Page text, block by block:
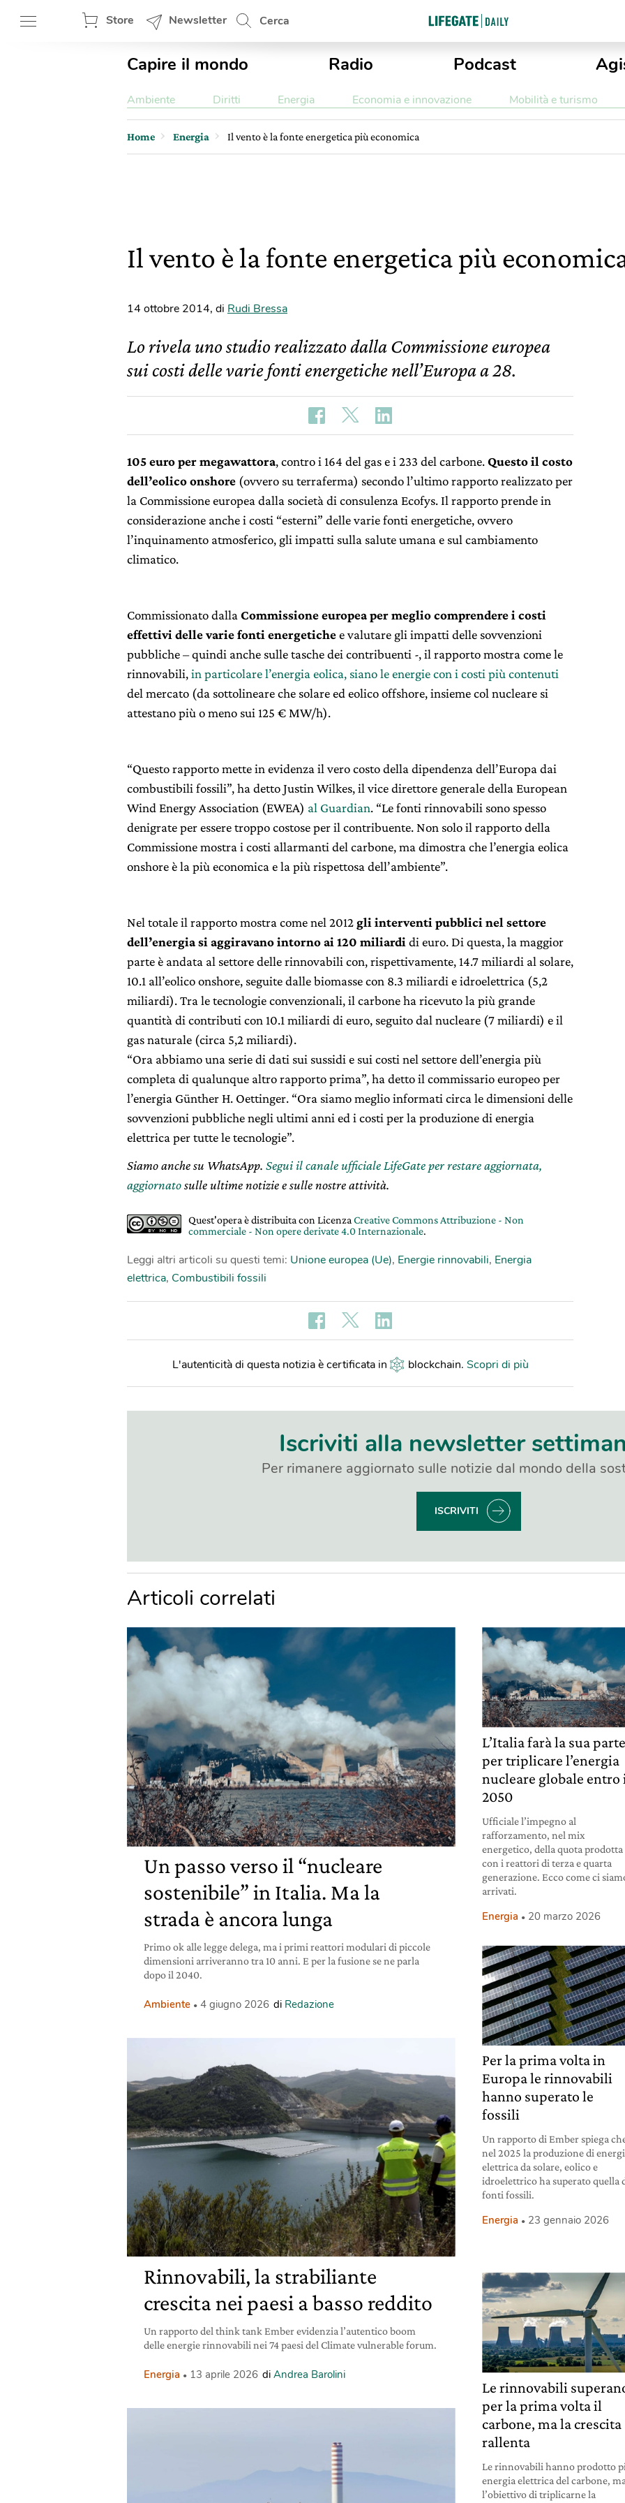
Store Newsletter Cerca
Capire il mondo Radio Podcast
Ambiente Diritti Energia Economia e innovazione Mobilità e turismo
Home Energia Il vento è la fonte energetica più economica
Il vento è la fonte energetica più
14 ottobre 2014, di Rudi Bressa
Lo rivela uno studio realizzato dalla Commissione europea
sui costi delle varie fonti energetiche nell’Europa a 28.
105 euro per megawattora, contro i 164 del gas e i 233 del carbone.Questo il costo
dell’eolico onshore (ovvero su terraferma) secondo l’ultimo rapporto realizzato per
la Commissione europea dalla società di consulenza Ecofys. Il rapporto prende in
considerazione anche i costi “esterni” delle varie fonti energetiche, ovvero
l’inquinamento atmosferico, gli impatti sulla salute umana e sul cambiamento
climatico.
Commissionato dalla Commissione europea per meglio comprendere i costi
effettivi delle varie fonti energetichee valutare gli impatti delle sovvenzioni
pubbliche – quindi anche sulle tasche dei contribuenti -, il rapporto mostra come le
rinnovabili,in particolare l’energia eolica, siano le energie con i costi più contenuti
del mercato (da sottolineare che solare ed eolico offshore, insieme col nucleare si
attestano più o meno sui 125 € MW/h).
“Questo rapporto mette in evidenza il vero costo della dipendenza dell’Europa dai
combustibili fossili”, ha detto Justin Wilkes, il vice direttore generale della European
Wind Energy Association (EWEA) al Guardian. “Le fonti rinnovabili sono spesso
denigrate per essere troppo costose per il contribuente. Non solo il rapporto della
Commissione mostra i costi allarmanti del carbone, ma dimostra che l’energia eolica
onshore è la più economica e la più rispettosa dell’ambiente”.
Nel totale il rapporto mostra come nel 2012gli interventi pubblici nel settore
dell’energia si aggiravano intorno ai 120 miliardi di euro. Di questa, la maggior
parte è andata al settore delle rinnovabili con, rispettivamente, 14.7 miliardi al solare,
10.1 all’eolico onshore, seguite dalle biomasse con 8.3 miliardi e idroelettrica (5,2
miliardi). Tra le tecnologie convenzionali, il carbone ha ricevuto la più grande
quantità di contributi con 10.1 miliardi di euro, seguito dal nucleare (7 miliardi) e il
gas naturale (circa 5,2 miliardi).
“Ora abbiamo una serie di dati sui sussidi e sui costi nel settore dell’energia più
completa di qualunque altro rapporto prima”, ha detto il commissario europeo per
l’energia Günther H. Oettinger. “Ora siamo meglio informati circa le dimensioni delle
sovvenzioni pubbliche negli ultimi anni ed i costi per la produzione di energia
elettrica per tutte le tecnologie”.
Siamo anche su WhatsApp. Segui il canale ufficiale LifeGate per restare aggiornata,
aggiornatosulle ultime notizie e sulle nostre attività.
Quest'opera è distribuita con Licenza Creative Commons Attribuzione - Non
commerciale - Non opere derivate 4.0 Internazionale.
Leggi altri articoli su questi temi: Unione europea (Ue), Energie rinnovabili, Energia
elettrica, Combustibili fossili
L'autenticità di questa notizia è certificata in blockchain. Scopri di più
Iscriviti alla newsletter
Per rimanere aggiornato sulle notizie dal mondo della
ISCRIVITI
Articoli correlati
Un passo verso il “nucleare
sostenibile” in Italia. Ma la
strada è ancora lunga
Primo ok alle legge delega, ma i primi reattori modulari di piccole
dimensioni arriveranno tra 10 anni. E per la fusione se ne parla
dopo il 2040.
Ambiente 4 giugno 2026 di Redazione
Rinnovabili, la strabiliante
crescita nei paesi a basso reddito
Un rapporto del think tank Ember evidenzia l’autentico boom
delle energie rinnovabili nei 74 paesi del Climate vulnerable forum.
Energia 13 aprile 2026 di Andrea Barolini
L’Italia farà la sua parte
per triplicare l’energia
nucleare globale entro
2050
Ufficiale l’impegno al
rafforzamento, nel mix
energetico, della quota prodotta
con i reattori di terza e quarta
generazione. Ecco come ci
arrivati.
Energia 20 marzo 2026
Per la prima volta in
Europa le rinnovabili
hanno superato le
fossili
Un rapporto di Ember spiega
nel 2025 la produzione di
elettrica da solare, eolico e
idroelettrico ha superato quella
fonti fossili.
Energia 23 gennaio 2026
Le rinnovabili
per la prima volta il
carbone, ma la crescita
rallenta
Le rinnovabili hanno prodotto
energia elettrica del carbone, ma
l’obiettivo di triplicarne la